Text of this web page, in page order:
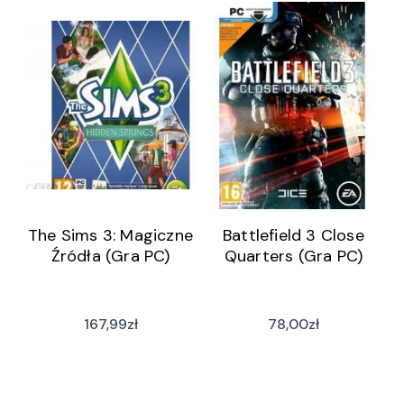
The Sims 3: Magiczne
Źródła (Gra PC)
167,99zł
Battlefield 3 Close
Quarters (Gra PC)
78,00zł